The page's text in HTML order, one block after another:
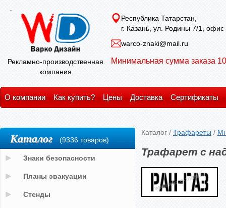
Рекламно-производственная
компания
Республика Татарстан,
г. Казань, ул. Родины 7/1, офис
warco-znaki@mail.ru
Минимальная сумма заказа
О компании Как купить? Цены Доставка Сертификаты
Каталог / Трафареты /
Трафарет с
Каталог (9336 товаров)
Знаки безопасности
Планы эвакуации
Стенды